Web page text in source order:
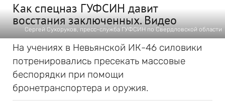
Как спецназ ГУФСИН давит
восстания заключенных. Видео
Сергей Сухоруков, пресс-служба ГУФСИН по Свердловской области
На учениях в Невьянской ИК-46 силовики
потренировались пресекать массовые
беспорядки при помощи
бронетранспортера и оружия.